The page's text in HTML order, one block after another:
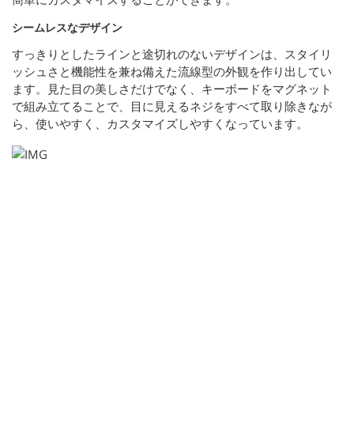
シームレスなデザイン
すっきりとしたラインと途切れのないデザインは、スタイリ
ッシュさと機能性を兼ね備えた流線型の外観を作り出してい
ます。見た目の美しさだけでなく、キーボードをマグネット
で組み立てることで、目に見えるネジをすべて取り除きなが
ら、使いやすく、カスタマイズしやすくなっています。